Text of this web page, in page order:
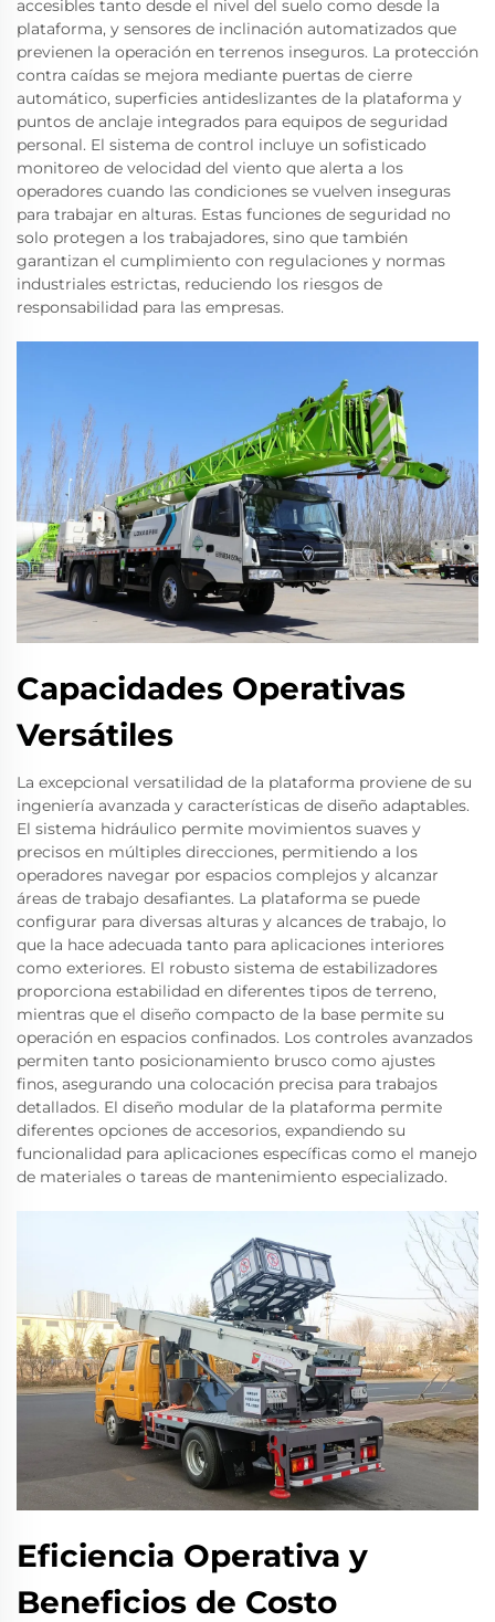
accesibles tanto desde el nivel del suelo como desde la
plataforma, y sensores de inclinación automatizados que
previenen la operación en terrenos inseguros. La protección
contra caídas se mejora mediante puertas de cierre
automático, superficies antideslizantes de la plataforma y
puntos de anclaje integrados para equipos de seguridad
personal. El sistema de control incluye un sofisticado
monitoreo de velocidad del viento que alerta a los
operadores cuando las condiciones se vuelven inseguras
para trabajar en alturas. Estas funciones de seguridad no
solo protegen a los trabajadores, sino que también
garantizan el cumplimiento con regulaciones y normas
industriales estrictas, reduciendo los riesgos de
responsabilidad para las empresas.
Capacidades Operativas
Versátiles
La excepcional versatilidad de la plataforma proviene de su
ingeniería avanzada y características de diseño adaptables.
El sistema hidráulico permite movimientos suaves y
precisos en múltiples direcciones, permitiendo a los
operadores navegar por espacios complejos y alcanzar
áreas de trabajo desafiantes. La plataforma se puede
configurar para diversas alturas y alcances de trabajo, lo
que la hace adecuada tanto para aplicaciones interiores
como exteriores. El robusto sistema de estabilizadores
proporciona estabilidad en diferentes tipos de terreno,
mientras que el diseño compacto de la base permite su
operación en espacios confinados. Los controles avanzados
permiten tanto posicionamiento brusco como ajustes
finos, asegurando una colocación precisa para trabajos
detallados. El diseño modular de la plataforma permite
diferentes opciones de accesorios, expandiendo su
funcionalidad para aplicaciones específicas como el manejo
de materiales o tareas de mantenimiento especializado.
Eficiencia Operativa y
Beneficios de Costo